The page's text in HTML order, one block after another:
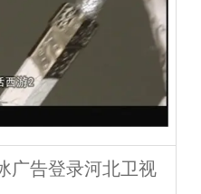
广告登录河北卫视